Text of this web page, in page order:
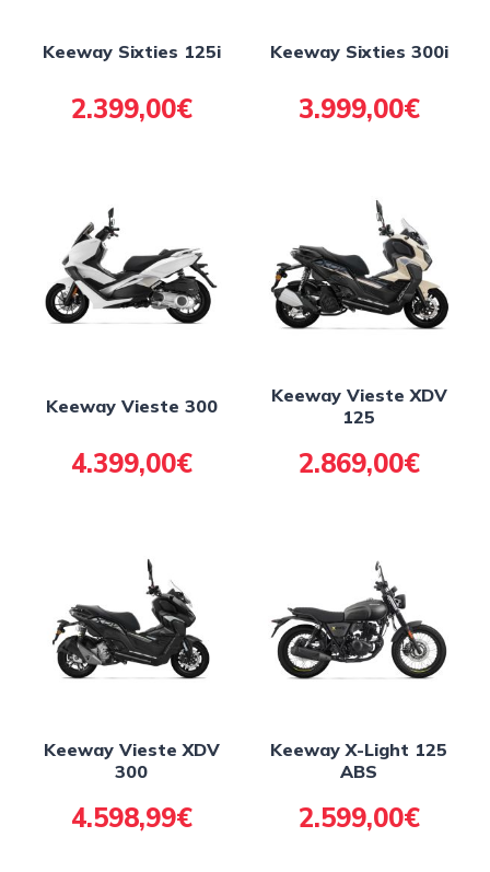
Keeway Sixties 125i
2.399,00€
Keeway Sixties 300i
3.999,00€
Keeway Vieste 300
4.399,00€
Keeway Vieste XDV
125
2.869,00€
Keeway Vieste XDV
300
4.598,99€
Keeway X-Light 125
ABS
2.599,00€